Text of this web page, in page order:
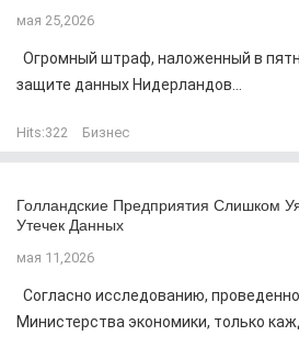
мая 25,2026
Огромный штраф, наложенный в
защите данных Нидерландов...
Hits:322 Бизнес
Голландские Предприятия Слишком
Утечек Данных
мая 11,2026
Согласно исследованию,
Министерства экономики, только